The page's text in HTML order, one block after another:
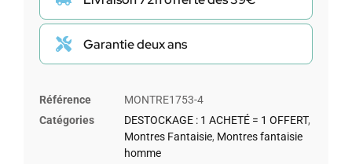
Garantie deux ans
Référence
MONTRE1753-4
Catégories
DESTOCKAGE : 1 ACHETÉ = 1 OFFERT,
Montres Fantaisie, Montres fantaisie
homme